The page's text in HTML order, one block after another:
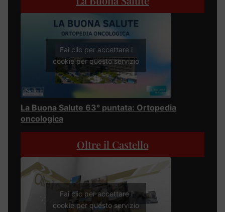
Fai clic per accettare i
cookie per questo servizio
La Buona Salute 63° puntata: Ortopedia
oncologica
Oltre il Castello
Fai clic per accettare i
cookie per questo servizio